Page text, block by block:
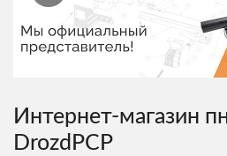
Интернет-магазин
DrozdPCP